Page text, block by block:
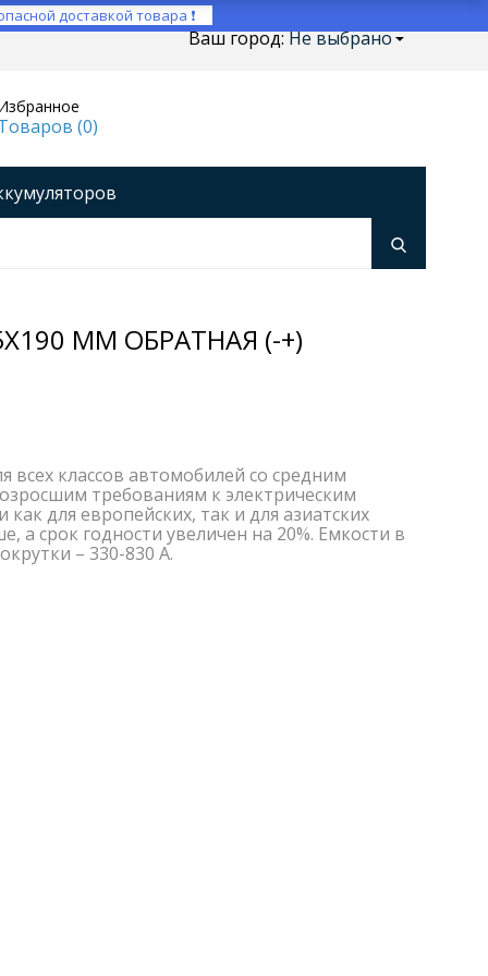
доставкой товара ❗
Ваш город:Не выбрано
(0)
ММ ОБРАТНАЯ (-+)
всех классов автомобилей со средним
требованиям к электрическим
для европейских, так и для азиатских
а срок годности увеличен на 20%. Емкости в
– 330-830 А.